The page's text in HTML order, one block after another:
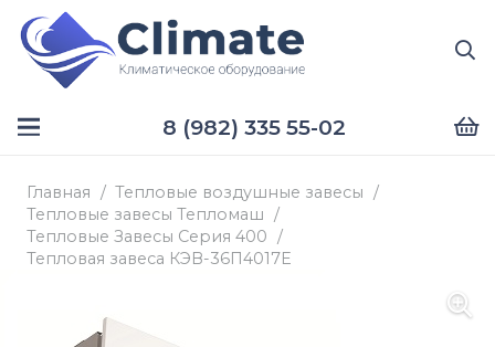
8 (982) 335 55-02
Главная / Тепловые воздушные завесы /
Тепловые завесы Тепломаш /
Тепловые Завесы Серия 400 /
Тепловая завеса КЭВ-36П4017Е